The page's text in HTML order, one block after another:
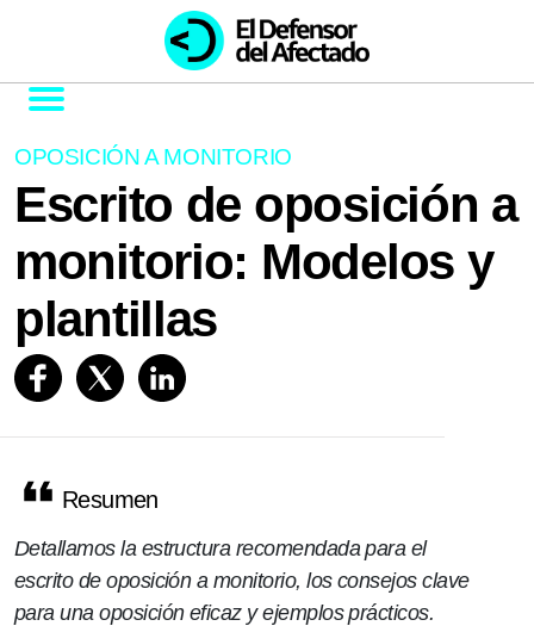
OPOSICIÓN A MONITORIO
Escrito de oposición a
monitorio: Modelos y
plantillas
Resumen
Detallamos la estructura recomendada para el
escrito de oposición a monitorio, los consejos clave
para una oposición eficaz y ejemplos prácticos.